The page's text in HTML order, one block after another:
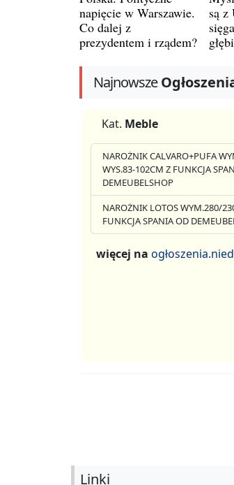
napięcie w Warszawie.
Co dalej z
prezydentem i rządem?
są z
Najnowsze
Kat. Meble
NAROŻNIK CALVARO+PUFA
WYS.83-102CM Z FUNKCJA
DEMEUBELSHOP
NAROŻNIK LOTOS WYM.280/
FUNKCJA SPANIA OD
więcej na
Linki